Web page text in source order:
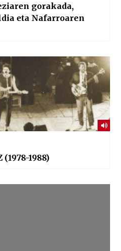
gorakada,
eta Nafarroaren
(1978-1988)